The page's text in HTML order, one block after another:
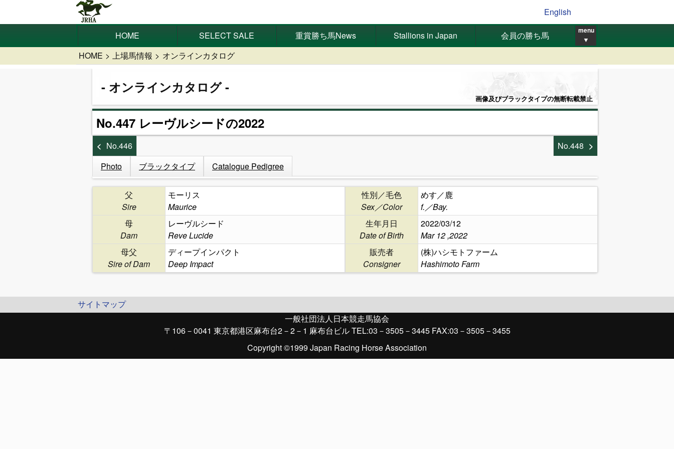
English
HOME SELECT SALE 重賞勝ち馬News Stallions in Japan 会員の勝ち馬 menu
▼
HOME 上場馬情報 オンラインカタログ
オンラインカタログ
画像及びブラックタイプの無断転載禁止
No.447 レーヴルシードの2022
No.446
No.448
Photo
ブラックタイプ Catalogue Pedigree
父
Sire
モーリス
Maurice
母
Dam
レーヴルシード
Reve Lucide
母父
Sire of Dam
ディープインパクト
Deep Impact
性別／毛色
Sex／Color
めす／鹿
f.／Bay.
生年月日
Date of Birth
2022/03/12
Mar 12 ,2022
販売者
Consigner
(株)ハシモトファーム
Hashimoto Farm
サイトマップ
一般社団法人日本競走馬協会
〒106－0041 東京都港区麻布台2－2－1 麻布台ビル TEL:03－3505－3445 FAX:03－3505－3455
Copyright ©1999 Japan Racing Horse Association